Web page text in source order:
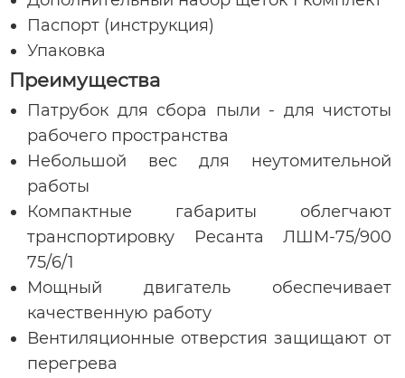
Паспорт (инструкция)
Упаковка
Преимущества
Патрубок для сбора пыли - для чистоты
рабочего пространства
Небольшой вес для неутомительной
работы
Компактные габариты облегчают
транспортировку Ресанта ЛШМ-75/900
75/6/1
Мощный двигатель обеспечивает
качественную работу
Вентиляционные отверстия защищают от
перегрева